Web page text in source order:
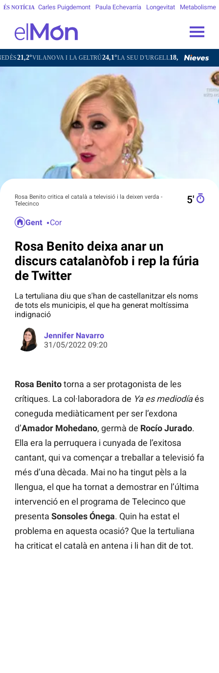
ÉS NOTÍCIA Carles Puigdemont Paula Echevarría Longevitat Metabolisme
I LA GELTRÚ 24,1°LA SEU D'URGELL18,5°PUIGCERDÀ 14,7°
Rosa Benito critica el català a televisió i la deixen verda -
Telecinco
5′
Gent Cor
Rosa Benito deixa anar un
discurs catalanòfob i rep la fúria
de Twitter
La tertuliana diu que s'han de castellanitzar els noms
de tots els municipis, el que ha generat moltíssima
indignació
Jennifer Navarro
31/05/2022 09:20
Rosa Benitotorna a ser protagonista de les
crítiques. La col·laboradora de Ya es mediodíaés
coneguda mediàticament per ser l’exdona
d’Amador Mohedano, germà de Rocío Jurado.
Ella era la perruquera i cunyada de l’exitosa
cantant, qui va començar a treballar a televisió fa
més d’una dècada. Mai no ha tingut pèls a la
llengua, el que ha tornat a demostrar en l’última
intervenció en el programa de Telecinco que
presenta Sonsoles Ónega. Quin ha estat el
problema en aquesta ocasió? Que la tertuliana
ha criticat el català en antena i li han dit de tot.